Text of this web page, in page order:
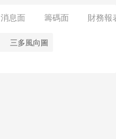
消息面 籌碼面 財務報
三多風向圖